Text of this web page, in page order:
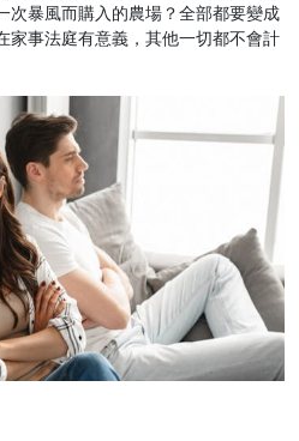
次暴風而購入的農場？全部都要變成
家事法庭有意義，其他一切都不會計